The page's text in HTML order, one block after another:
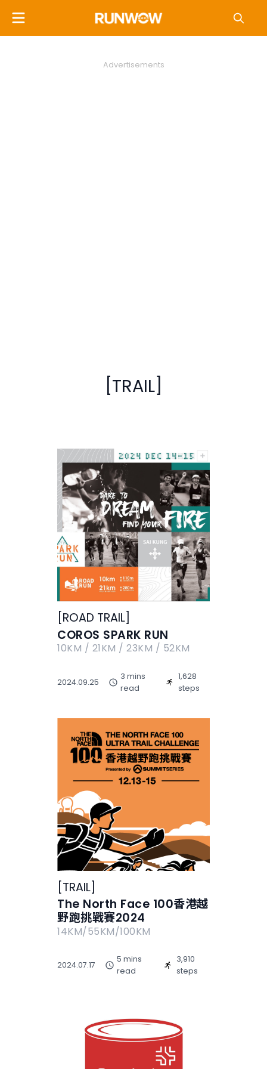
Advertisements
[TRAIL]
ROAD TRAIL
COROS SPARK RUN
10KM / 21KM / 23KM / 52KM
2024.09.25
3 mins
read
1,628
steps
[TRAIL]
The North Face 100香港越
野跑挑戰賽2024
14KM/55KM/100KM
2024.07.17
5 mins
read
3,910
steps